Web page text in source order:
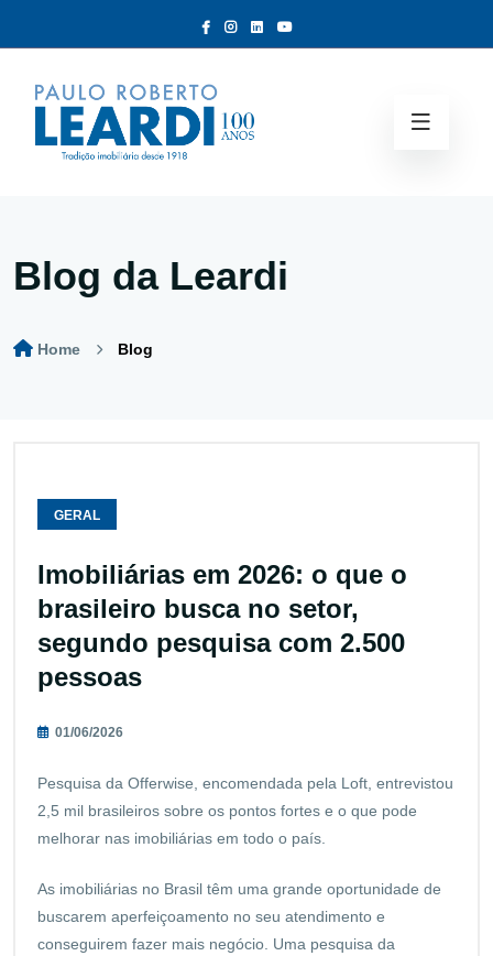
Blog da Leardi
Home Blog
GERAL
Imobiliárias em 2026: o que o
brasileiro busca no setor,
segundo pesquisa com 2.500
pessoas
01/06/2026
Pesquisa da Offerwise, encomendada pela Loft, entrevistou
2,5 mil brasileiros sobre os pontos fortes e o que pode
melhorar nas imobiliárias em todo o país.
As imobiliárias no Brasil têm uma grande oportunidade de
buscarem aperfeiçoamento no seu atendimento e
conseguirem fazer mais negócio. Uma pesquisa da